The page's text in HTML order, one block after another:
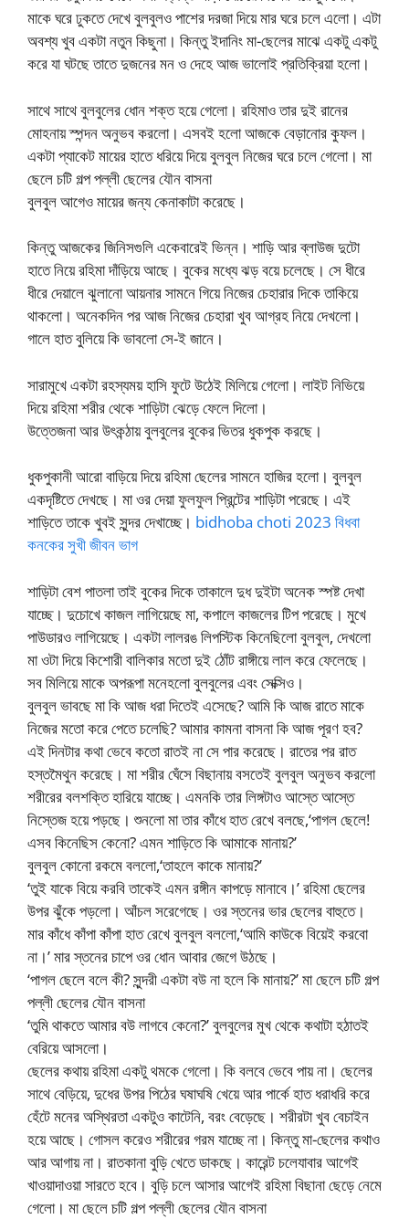
মাকে ঘরে ঢুকতে দেখে বুলবুলও পাশের দরজা দিয়ে মার ঘরে চলে এলো। এটা
অবশ্য খুব একটা নতুন কিছুনা। কিন্তু ইদানিং মা-ছেলের মাঝে একটু একটু
করে যা ঘটছে তাতে দুজনের মন ও দেহে আজ ভালোই প্রতিক্রিয়া হলো।
সাথে সাথে বুলবুলের ধোন শক্ত হয়ে গেলো। রহিমাও তার দুই রানের
মোহনায় স্পন্দন অনুভব করলো। এসবই হলো আজকে বেড়ানোর কুফল।
একটা প্যাকেট মায়ের হাতে ধরিয়ে দিয়ে বুলবুল নিজের ঘরে চলে গেলো। মা
ছেলে চটি গল্প পল্লী ছেলের যৌন বাসনা
বুলবুল আগেও মায়ের জন্য কেনাকাটা করেছে।
কিন্তু আজকের জিনিসগুলি একেবারেই ভিন্ন। শাড়ি আর ব্লাউজ দুটো
হাতে নিয়ে রহিমা দাঁড়িয়ে আছে। বুকের মধ্যে ঝড় বয়ে চলেছে। সে ধীরে
ধীরে দেয়ালে ঝুলানো আয়নার সামনে গিয়ে নিজের চেহারার দিকে তাকিয়ে
থাকলো। অনেকদিন পর আজ নিজের চেহারা খুব আগ্রহ নিয়ে দেখলো।
গালে হাত বুলিয়ে কি ভাবলো সে-ই জানে।
সারামুখে একটা রহস্যময় হাসি ফুটে উঠেই মিলিয়ে গেলো। লাইট নিভিয়ে
দিয়ে রহিমা শরীর থেকে শাড়িটা ঝেড়ে ফেলে দিলো।
উত্তেজনা আর উৎকন্ঠায় বুলবুলের বুকের ভিতর ধুকপুক করছে।
ধুকপুকানী আরো বাড়িয়ে দিয়ে রহিমা ছেলের সামনে হাজির হলো। বুলবুল
একদৃষ্টিতে দেখছে। মা ওর দেয়া ফুলফুল প্রিন্টের শাড়িটা পরেছে। এই
শাড়িতে তাকে খুবই সুন্দর দেখাচ্ছে। bidhoba choti 2023 বিধবা
কনকের সুখী জীবন ভাগ
শাড়িটা বেশ পাতলা তাই বুকের দিকে তাকালে দুধ দুইটা অনেক স্পষ্ট দেখা
যাচ্ছে। দুচোখে কাজল লাগিয়েছে মা, কপালে কাজলের টিপ পরেছে। মুখে
পাউডারও লাগিয়েছে। একটা লালরঙ লিপস্টিক কিনেছিলো বুলবুল, দেখলো
মা ওটা দিয়ে কিশোরী বালিকার মতো দুই ঠোঁট রাঙ্গীয়ে লাল করে ফেলেছে।
সব মিলিয়ে মাকে অপরূপা মনেহলো বুলবুলের এবং সেক্সিও।
বুলবুল ভাবছে মা কি আজ ধরা দিতেই এসেছে? আমি কি আজ রাতে মাকে
নিজের মতো করে পেতে চলেছি? আমার কামনা বাসনা কি আজ পূরণ হব?
এই দিনটার কথা ভেবে কতো রাতই না সে পার করেছে। রাতের পর রাত
হস্তমৈথুন করেছে। মা শরীর ঘেঁসে বিছানায় বসতেই বুলবুল অনুভব করলো
শরীরের বলশক্তি হারিয়ে যাচ্ছে। এমনকি তার লিঙ্গটাও আস্তে আস্তে
নিস্তেজ হয়ে পড়ছে। শুনলো মা তার কাঁধে হাত রেখে বলছে,‘পাগল ছেলে!
এসব কিনেছিস কেনো? এমন শাড়িতে কি আমাকে মানায়?’
বুলবুল কোনো রকমে বললো,‘তাহলে কাকে মানায়?’
‘তুই যাকে বিয়ে করবি তাকেই এমন রঙ্গীন কাপড়ে মানাবে।’ রহিমা ছেলের
উপর ঝুঁকে পড়লো। আঁচল সরেগেছে। ওর স্তনের ভার ছেলের বাহুতে।
মার কাঁধে কাঁপা কাঁপা হাত রেখে বুলবুল বললো,‘আমি কাউকে বিয়েই করবো
না।’ মার স্তনের চাপে ওর ধোন আবার জেগে উঠছে।
‘পাগল ছেলে বলে কী? সুন্দরী একটা বউ না হলে কি মানায়?’ মা ছেলে চটি গল্প
পল্লী ছেলের যৌন বাসনা
‘তুমি থাকতে আমার বউ লাগবে কেনো?’ বুলবুলের মুখ থেকে কথাটা হঠাতই
বেরিয়ে আসলো।
ছেলের কথায় রহিমা একটু থমকে গেলো। কি বলবে ভেবে পায় না। ছেলের
সাথে বেড়িয়ে, দুধের উপর পিঠের ঘষাঘষি খেয়ে আর পার্কে হাত ধরাধরি করে
হেঁটে মনের অস্থিরতা একটুও কাটেনি, বরং বেড়েছে। শরীরটা খুব বেচাইন
হয়ে আছে। গোসল করেও শরীরের গরম যাচ্ছে না। কিন্তু মা-ছেলের কথাও
আর আগায় না। রাতকানা বুড়ি খেতে ডাকছে। কারেন্ট চলেযাবার আগেই
খাওয়াদাওয়া সারতে হবে। বুড়ি চলে আসার আগেই রহিমা বিছানা ছেড়ে নেমে
গেলো। মা ছেলে চটি গল্প পল্লী ছেলের যৌন বাসনা